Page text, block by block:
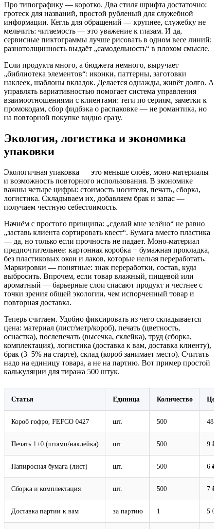
Про типографику — коротко. Два стиля шрифта достаточно:
гротеск для названий, простой рубленый для служебной
информации. Кегль для обращений — крупнее, служебку не
мельчить: читаемость — это уважение к глазам. И да,
сервисные пиктограммы лучше рисовать в одном весе линий;
разнотолщинность выдаёт „самодельность“ в плохом смысле.
Если продукта много, а бюджета немного, выручает
„библиотека элементов“: иконки, паттерны, заготовки
наклеек, шаблоны вкладок. Делается однажды, живёт долго. А
управлять вариативностью помогает система управления
взаимоотношениями с клиентами: теги по сериям, заметки к
промокодам, сбор фидбэка о распаковке — не романтика, но
на повторной покупке видно сразу.
Экология, логистика и экономика
упаковки
Экологичная упаковка — это меньше слоёв, моно‑материалы
и возможность повторного использования. В экономике
важны четыре цифры: стоимость носителя, печать, сборка,
логистика. Складываем их, добавляем брак и запас —
получаем честную себестоимость.
Начнём с простого принципа: „сделай мне зелёно“ не равно
„заставь клиента сортировать квест“. Бумага вместо пластика
— да, но только если прочность не падает. Моно‑материал
предпочтительнее: картонная коробка + бумажная прокладка,
без пластиковых окон и лаков, которые нельзя переработать.
Маркировки — понятные: знак переработки, состав, куда
выбросить. Впрочем, если товар влажный, пищевой или
ароматный — барьерные слои спасают продукт и честнее с
точки зрения общей экологии, чем испорченный товар и
повторная доставка.
Теперь считаем. Удобно фиксировать из чего складывается
цена: материал (лист/метр/короб), печать (цветность,
оснастка), послепечать (высечка, склейка), труд (сборка,
комплектация), логистика (доставка к вам, доставка клиенту),
брак (3–5% на старте), склад (короб занимает место). Считать
надо на единицу товара, а не на партию. Вот пример простой
калькуляции для тиража 500 штук.
Статья Единица Количество
Короб гофро, FEFCO 0427 шт. 500 48
Печать 1+0 (штамп/наклейка) шт. 500 9 ₽
Папиросная бумага (лист) шт. 500 6 ₽
Сборка и комплектация шт. 500 7 ₽
Доставка партии к вам за партию 1 5